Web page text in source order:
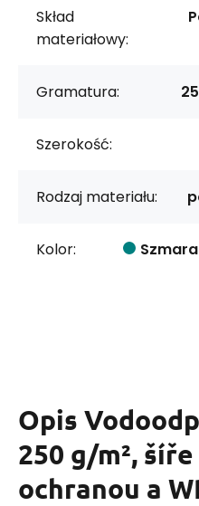
Skład
materiałowy:
Gramatura:
Szerokość:
Rodzaj materiału:
Kolor:
Opis
250 g/m²,
ochranou a